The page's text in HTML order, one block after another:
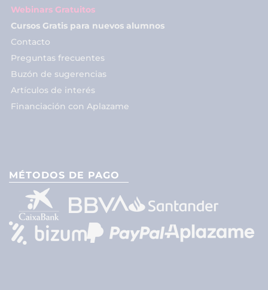
Webinars Gratuitos
Cursos Gratis para nuevos alumnos
Contacto
Preguntas frecuentes
Buzón de sugerencias
Artículos de interés
Financiación con Aplazame
MÉTODOS DE PAGO